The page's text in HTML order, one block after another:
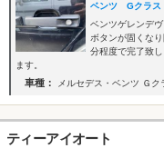
ベンツ Gクラ
ベンツゲレンデ
ボタンが固くな
分程度で完了致
ます。
車種： メルセデス・ベンツ Ｇク
ティーアイオート